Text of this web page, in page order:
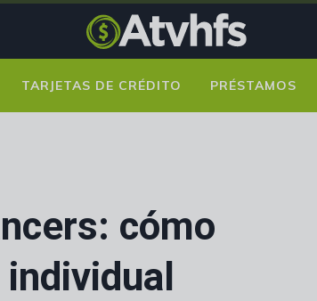
TARJETAS DE CRÉDITO PRÉSTAMOS
cómo